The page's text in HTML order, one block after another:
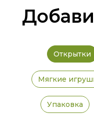
Открытки
Мягкие
Упаковка